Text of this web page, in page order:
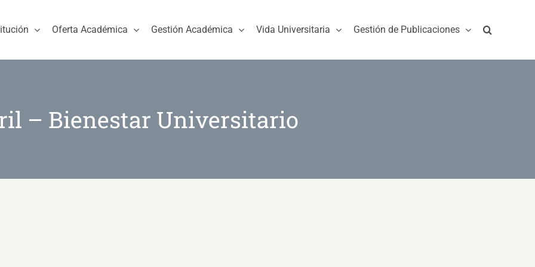
Oferta Académica Gestión Académica Vida Universitaria Gestión de Publicaciones
– Bienestar Universitario